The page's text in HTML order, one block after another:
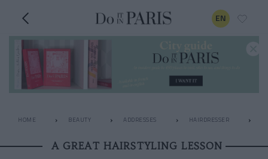
EN
HOME BEAUTY ADDRESSES HAIRDRESSER
A GREAT HAIRSTYLING LESSON